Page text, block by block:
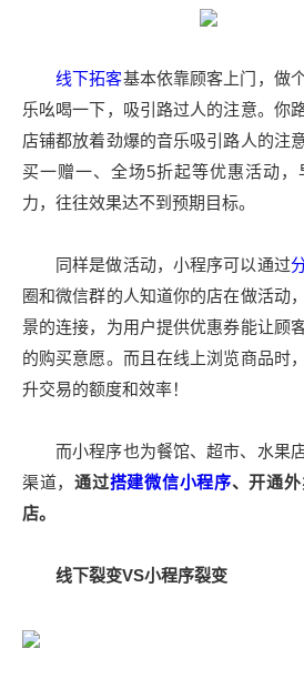
线下拓客基本依靠顾客上门，做
乐吆喝一下，吸引路过人的注意。你
店铺都放着劲爆的音乐吸引路人的注
买一赠一、全场5折起等优惠活动
力，往往效果达不到预期目标。
同样是做活动，小程序可以通过
圈和微信群的人知道你的店在做活动
景的连接，为用户提供优惠券能让顾
的购买意愿。而且在线上浏览商品时
升交易的额度和效率！
而小程序也为餐馆、超市、水果
渠道，通过搭建微信小程序、开通
店。
线下裂变VS小程序裂变